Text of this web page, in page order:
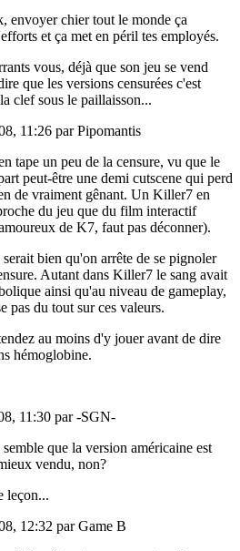
envoyer chier tout le monde ça
et ça met en péril tes employés.
vous, déjà que son jeu se vend
que les versions censurées c'est
clef sous le paillaisson...
11:26 par Pipomantis
tape un peu de la censure, vu que le
peut-être une demi cutscene qui perd
de vraiment gênant. Un Killer7 en
du jeu que du film interactif
de K7, faut pas déconner).
bien qu'on arrête de se pignoler
Autant dans Killer7 le sang avait
ainsi qu'au niveau de gameplay,
pas du tout sur ces valeurs.
au moins d'y jouer avant de dire
hémoglobine.
11:30 par -SGN-
que la version américaine est
vendu, non?
leçon...
12:32 par Game B